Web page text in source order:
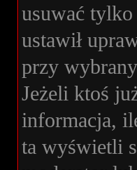
usuwać
ustawił
przy
Jeżeli ktoś
informacja,
ta wyświetli